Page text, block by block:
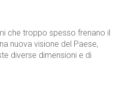
che troppo spesso frenano il
nuova visione del Paese,
diverse dimensioni e di